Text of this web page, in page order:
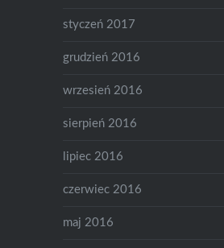
styczeń 2017
grudzień 2016
wrzesień 2016
sierpień 2016
lipiec 2016
czerwiec 2016
maj 2016